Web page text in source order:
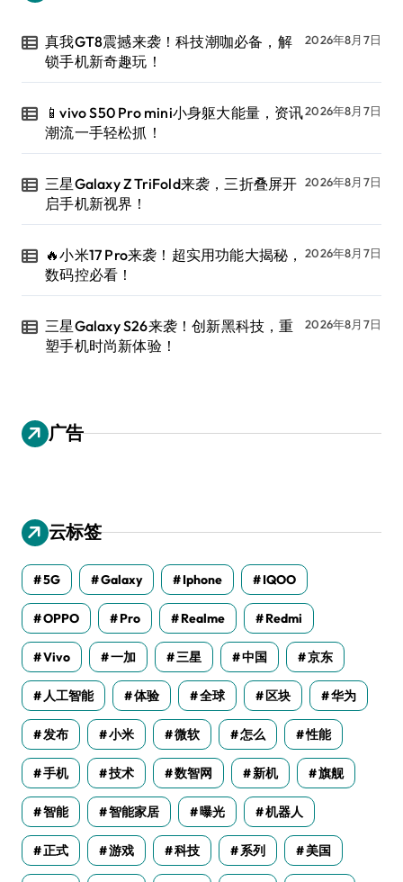
真我GT8震撼来袭！科技潮咖必备，解
锁手机新奇趣玩！
2026年8月7日
📱vivo S50 Pro mini小身躯大能量，资讯
潮流一手轻松抓！
2026年8月7日
三星Galaxy Z TriFold来袭，三折叠屏开
启手机新视界！
2026年8月7日
🔥小米17 Pro来袭！超实用功能大揭秘，
数码控必看！
2026年8月7日
三星Galaxy S26来袭！创新黑科技，重
塑手机时尚新体验！
2026年8月7日
广告
云标签
5G Galaxy Iphone IQOO
OPPO Pro Realme Redmi
Vivo 一加 三星 中国 京东
人工智能 体验 全球 区块 华为
发布 小米 微软 怎么 性能
手机 技术 数智网 新机 旗舰
智能 智能家居 曝光 机器人
正式 游戏 科技 系列 美国